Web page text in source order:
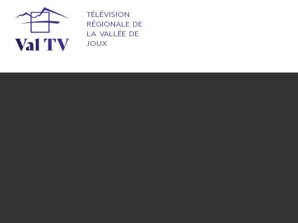
TÉLÉVISION
RÉGIONALE DE
LA VALLÉE DE
JOUX